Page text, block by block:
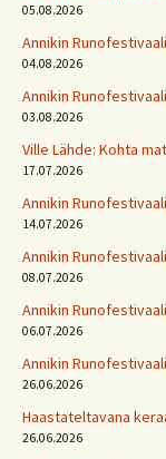
05.08.2026
Annikin
04.08.2026
Annikin
03.08.2026
Ville Lähde: Kohta
17.07.2026
Annikin
14.07.2026
Annikin
08.07.2026
Annikin
06.07.2026
Annikin
26.06.2026
Haastateltavana
26.06.2026